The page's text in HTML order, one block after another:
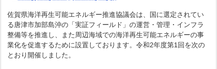
佐賀県海洋再生可能エネルギー推進協議会は、国に選定されてい
る唐津市加部島沖の「実証フィールド」の運営・管理・インフラ
整備等を推進し、また周辺海域での海洋再生可能エネルギーの事
業化を促進するために設置しております。令和2年度第1回を次の
とおり開催しました。